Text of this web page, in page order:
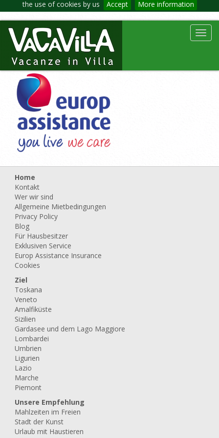
the use of cookies by us Accept More information
Home
Kontakt
Wer wir sind
Allgemeine Mietbedingungen
Privacy Policy
Blog
Für Hausbesitzer
Exklusiven Service
Europ Assistance Insurance
Cookies
Ziel
Toskana
Veneto
Amalfiküste
Sizilien
Gardasee und dem Lago Maggiore
Lombardei
Umbrien
Ligurien
Lazio
Marche
Piemont
Unsere Empfehlung
Mahlzeiten im Freien
Stadt der Kunst
Urlaub mit Haustieren